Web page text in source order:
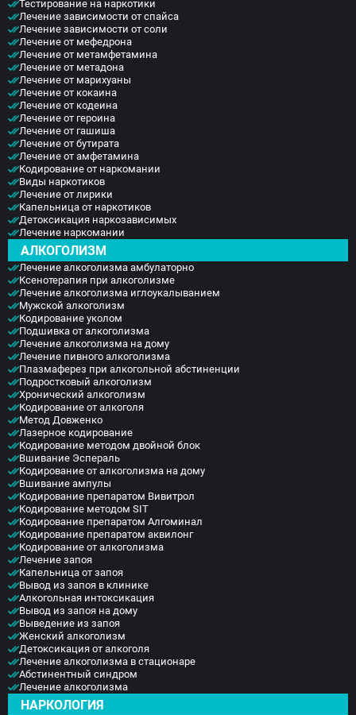
добиться полноценного выздоровления.
Лечение мужского алкоголизма в
наркологической клинике «Элеана Мед» в
Домодедово позволит побороть эту пагубную
привычку, вернуться к полноценной жизни. По
всем вопросам звоните по телефонам, указанным
на сайте, сотрудники ответят в любое время,
запишут на консультацию.
к нормальному образу жизни.
Тестирование на наркотики
Лечение зависимости от спайса
Лечение зависимости от соли
Лечение от мефедрона
Лечение от метамфетамина
Лечение от метадона
Лечение от марихуаны
Лечение от кокаина
Лечение от кодеина
Лечение от героина
Лечение от гашиша
Лечение от бутирата
Лечение от амфетамина
Кодирование от наркомании
Виды наркотиков
Лечение от лирики
Капельница от наркотиков
Детоксикация наркозависимых
Лечение наркомании
АЛКОГОЛИЗМ
Лечение алкоголизма амбулаторно
Ксенотерапия при алкоголизме
Лечение алкоголизма иглоукалыванием
Мужской алкоголизм
Кодирование уколом
Подшивка от алкоголизма
Лечение алкоголизма на дому
Лечение пивного алкоголизма
Плазмаферез при алкогольной абстиненции
Подростковый алкоголизм
Хронический алкоголизм
Кодирование от алкоголя
Метод Довженко
Лазерное кодирование
Кодирование методом двойной блок
Вшивание Эспераль
Кодирование от алкоголизма на дому
Вшивание ампулы
Кодирование препаратом Вивитрол
Кодирование методом SIT
Кодирование препаратом Алгоминал
Кодирование препаратом аквилонг
Кодирование от алкоголизма
Лечение запоя
Капельница от запоя
Вывод из запоя в клинике
Алкогольная интоксикация
Вывод из запоя на дому
Выведение из запоя
Женский алкоголизм
Детоксикация от алкоголя
Лечение алкоголизма в стационаре
Абстинентный синдром
Лечение алкоголизма
НАРКОЛОГИЯ